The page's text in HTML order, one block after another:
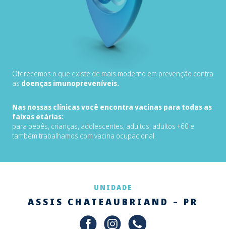
Oferecemos o que existe de mais moderno em prevenção contra
as doenças imunopreveníveis.
Nas nossas clínicas você encontra vacinas para todas as
faixas etárias:
para bebês, crianças, adolescentes, adultos, adultos +60 e
também trabalhamos com vacina ocupacional.
UNIDADE
ASSIS CHATEAUBRIAND – PR